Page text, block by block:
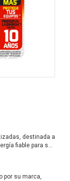
destinada a
fiable para sus
por su marca,